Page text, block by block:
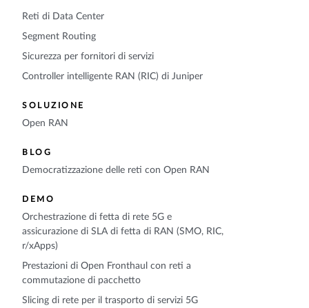
Reti di Data Center
Segment Routing
Sicurezza per fornitori di servizi
Controller intelligente RAN (RIC) di Juniper
SOLUZIONE
Open RAN
BLOG
Democratizzazione delle reti con Open RAN
DEMO
Orchestrazione di fetta di rete 5G e
assicurazione di SLA di fetta di RAN (SMO, RIC,
r/xApps)
Prestazioni di Open Fronthaul con reti a
commutazione di pacchetto
Slicing di rete per il trasporto di servizi 5G